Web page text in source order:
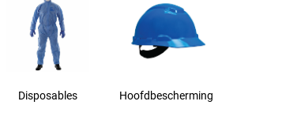
Disposables Hoofdbescherming